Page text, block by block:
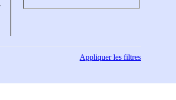
Appliquerles filtres